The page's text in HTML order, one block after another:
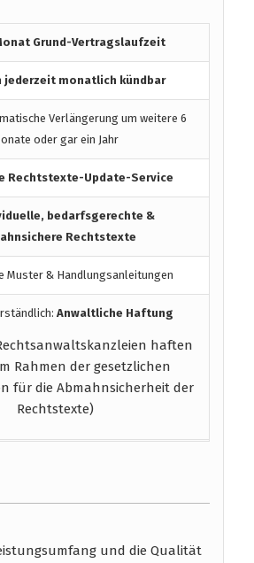
Grund-Vertragslaufzeit
jederzeit monatlich kündbar
Verlängerung um weitere 6
oder gar ein Jahr
Rechtstexte-Update-Service
bedarfsgerechte &
Rechtstexte
Muster & Handlungsanleitungen
Anwaltliche Haftung
haften
Rahmen der gesetzlichen
für die Abmahnsicherheit der
Rechtstexte)
und die Qualität